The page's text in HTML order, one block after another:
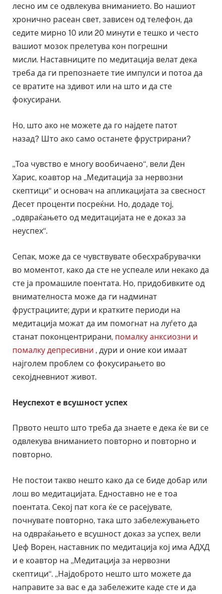
лесно им се одвлекува вниманието. Во нашиот
хронично расеан свет, зависен од телефон, да
седите мирно 10 или 20 минути е тешко и често
вашиот мозок прелетува кон погрешни
мисли. Наставниците по медитација велат дека
треба да ги препознаете тие импулси и потоа да
се вратите на здивот или на што и да сте
фокусирани.
Но, што ако не можете да го најдете патот
назад? Што ако само останете фрустрирани?
„Тоа чувство е многу вообичаено“, вели Ден
Харис, коавтор на „Медитација за нервозни
скептици“ и основач на апликацијата за свесност
Десет проценти посреќни. Но, додаде тој,
„одвраќањето од медитацијата не е доказ за
неуспех“.
Сепак, може да се чувствувате обесхрабрувачки
во моментот, како да сте не успеале или некако да
сте ја промашиле поентата. Но, придобивките од
внимателноста може да ги надминат
фрустрациите; дури и кратките периоди на
медитација можат да им помогнат на луѓето да
станат поконцентрирани, помалку анксиозни и
помалку депресивни , дури и оние кои имаат
најголем проблем со фокусирањето во
секојдневниот живот.
Неуспехот е всушност успех
Првото нешто што треба да знаете е дека ќе ви се
одвлекува вниманието повторно и повторно и
повторно.
Не постои такво нешто како да се биде добар или
лош во медитацијата. Едноставно не е тоа
поентата. Секој пат кога ќе се расејувате,
почнувате повторно, така што забележувањето
на одвраќањето е всушност доказ за успех, вели
Џеф Ворен, наставник по медитација кој има АДХД
и е коавтор на „Медитација за нервозни
скептици“. „Најдоброто нешто што можете да
направите за вас е да забележите каде сте и да